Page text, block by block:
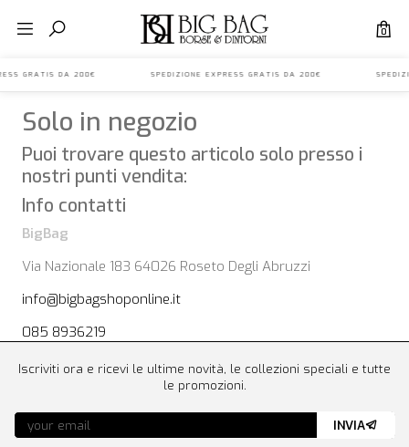
0
GRATIS DA 200€ SPEDIZIONE EXPRESS GRATIS DA 200€
Solo in negozio
Puoi trovare questo articolo solo presso i
nostri punti vendita:
Info contatti
BigBag
Via Nazionale 183 64026 Roseto Degli Abruzzi
info@bigbagshoponline.it
085 8936219
Iscriviti ora e ricevi le ultime novità, le collezioni speciali e tutte
le promozioni.
INVIA